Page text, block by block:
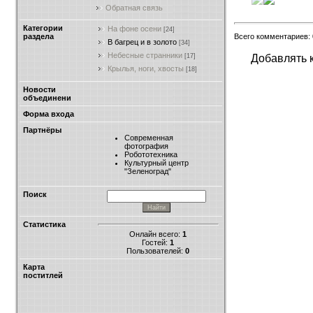
Обратная связь
Категории
раздела
На фоне осени [24]
В багрец и в золото [34]
Небесные странники [17]
Крылья, ноги, хвосты [18]
Новости
объединени
Форма входа
Партнёры
Современная
фотография
Робототехника
Культурный центр
"Зеленоград"
Поиск
Статистика
Онлайн всего: 1
Гостей: 1
Пользователей: 0
Карта
поститлей
Всего комментариев:
Добавлять